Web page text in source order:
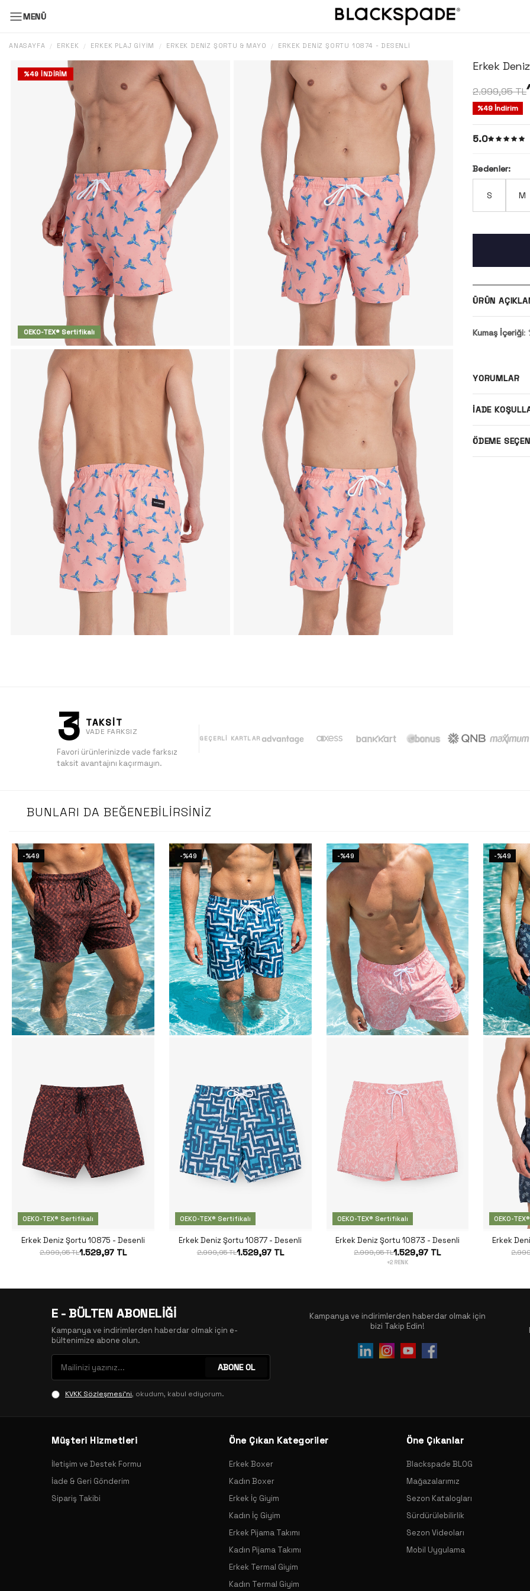
MENÜ
ANASAYFA / ERKEK / ERKEK PLAJ GIYIM / ERKEK DENIZ ŞORTU & MAYO / ERKEK DENIZ ŞORTU 10874 - DESENLI
%49 İNDIRIM
OEKO-TEX® Sertifikalı
Erkek
2.999,95TL
%49 İndirim
5.0
Bedenler:
S M
ÜRÜN
Kumaş İçeriği:
YORUMLAR
İADE
ÖDEME
3 TAKSİT
VADE FARKSIZ
Favori ürünlerinizde vade farksız
taksit avantajını kaçırmayın.
GEÇERLI KARTLAR
BUNLARI DA BEĞENEBILIRSINIZ
-%49
OEKO-TEX® Sertifikalı
Erkek Deniz Şortu 10875 - Desenli
2.999,95 TL1.529,97 TL
-%49
OEKO-TEX® Sertifikalı
Erkek Deniz Şortu 10877 - Desenli
2.999,95 TL1.529,97 TL
-%49
OEKO-TEX® Sertifikalı
Erkek Deniz Şortu 10873 - Desenli
2.999,95 TL1.529,97 TL
+2 RENK
-%49
OEKO-
Erkek
E - BÜLTEN ABONELİĞİ
Kampanya ve indirimlerden haberdar olmak için e-
bültenimize abone olun.
ABONE OL
KVKK Sözleşmesi'ni, okudum, kabul ediyorum.
Kampanya ve indirimlerden haberdar olmak için
bizi Takip Edin!
Müşteri Hizmetleri
İletişim ve Destek Formu
İade & Geri Gönderim
Sipariş Takibi
Öne Çıkan Kategoriler
Erkek Boxer
Kadın Boxer
Erkek İç Giyim
Kadın İç Giyim
Erkek Pijama Takımı
Kadın Pijama Takımı
Erkek Termal Giyim
Kadın Termal Giyim
Öne Çıkanlar
Blackspade BLOG
Mağazalarımız
Sezon Katalogları
Sürdürülebilirlik
Sezon Videoları
Mobil Uygulama